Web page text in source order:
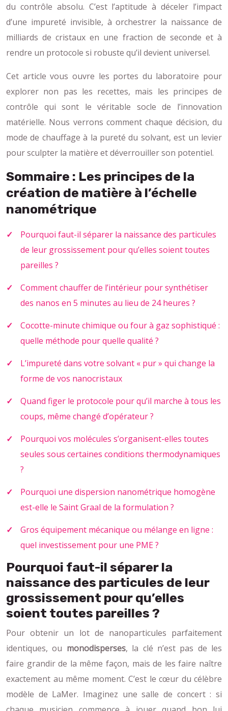
du contrôle absolu. C’est l’aptitude à déceler l’impact
d’une impureté invisible, à orchestrer la naissance de
milliards de cristaux en une fraction de seconde et à
rendre un protocole si robuste qu’il devient universel.
Cet article vous ouvre les portes du laboratoire pour
explorer non pas les recettes, mais les principes de
contrôle qui sont le véritable socle de l’innovation
matérielle. Nous verrons comment chaque décision, du
mode de chauffage à la pureté du solvant, est un levier
pour sculpter la matière et déverrouiller son potentiel.
Sommaire : Les principes de la
création de matière à l’échelle
nanométrique
Pourquoi faut-il séparer la naissance des particules
de leur grossissement pour qu’elles soient toutes
pareilles ?
Comment chauffer de l’intérieur pour synthétiser
des nanos en 5 minutes au lieu de 24 heures ?
Cocotte-minute chimique ou four à gaz sophistiqué :
quelle méthode pour quelle qualité ?
L’impureté dans votre solvant « pur » qui change la
forme de vos nanocristaux
Quand figer le protocole pour qu’il marche à tous les
coups, même changé d’opérateur ?
Pourquoi vos molécules s’organisent-elles toutes
seules sous certaines conditions thermodynamiques
?
Pourquoi une dispersion nanométrique homogène
est-elle le Saint Graal de la formulation ?
Gros équipement mécanique ou mélange en ligne :
quel investissement pour une PME ?
Pourquoi faut-il séparer la
naissance des particules de leur
grossissement pour qu’elles
soient toutes pareilles ?
Pour obtenir un lot de nanoparticules parfaitement
identiques, ou monodisperses, la clé n’est pas de les
faire grandir de la même façon, mais de les faire naître
exactement au même moment. C’est le cœur du célèbre
modèle de LaMer. Imaginez une salle de concert : si